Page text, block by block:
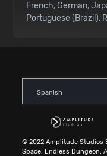
French German
Portuguese (Brazil)
Spanish
© 2022 Amplitude Studios
Space, Endless Dungeon,